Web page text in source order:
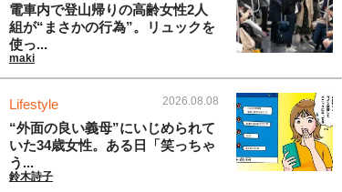
電車内で登山帰りの高齢女性2人
組が“まさかの行為”。リュックを
使っ...
maki
Lifestyle 2026.08.08
“外面の良い義母”にいじめられて
いた34歳女性。ある日「笑っちゃ
う...
鈴木詩子